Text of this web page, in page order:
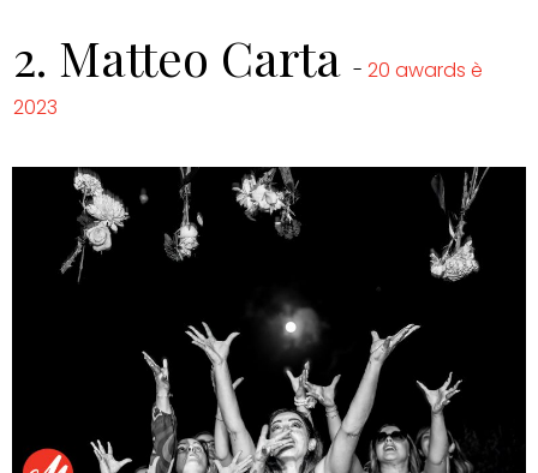
2. Matteo Carta - 20 awards è
2023